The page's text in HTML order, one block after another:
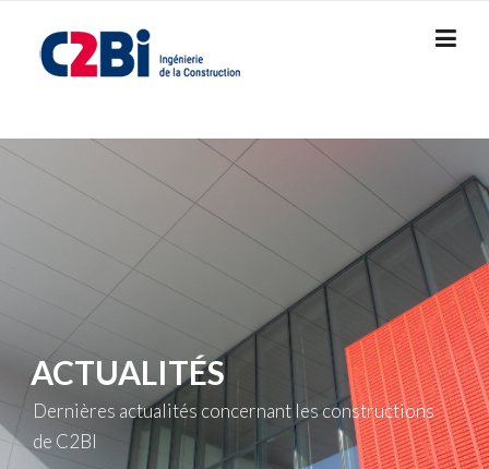
content
ACTUALITÉS
Dernières actualités concernant les constructions
de C2BI